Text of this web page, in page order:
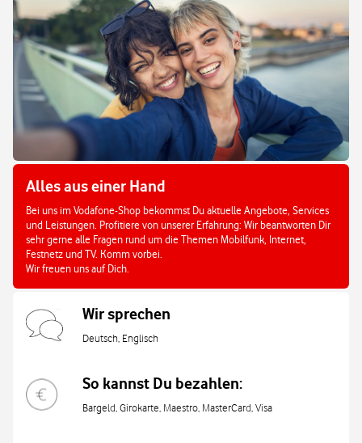
Alles aus einer Hand
Bei uns im Vodafone-Shop bekommst Du aktuelle Angebote, Services
und Leistungen. Profitiere von unserer Erfahrung: Wir beantworten Dir
sehr gerne alle Fragen rund um die Themen Mobilfunk, Internet,
Festnetz und TV. Komm vorbei.
Wir freuen uns auf Dich.
Wir sprechen
Deutsch, Englisch
So kannst Du bezahlen:
Bargeld, Girokarte, Maestro, MasterCard, Visa